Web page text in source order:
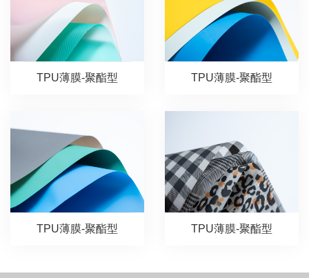
TPU薄膜-聚酯型 TPU薄膜-聚酯型
TPU薄膜-聚酯型 TPU薄膜-聚酯型